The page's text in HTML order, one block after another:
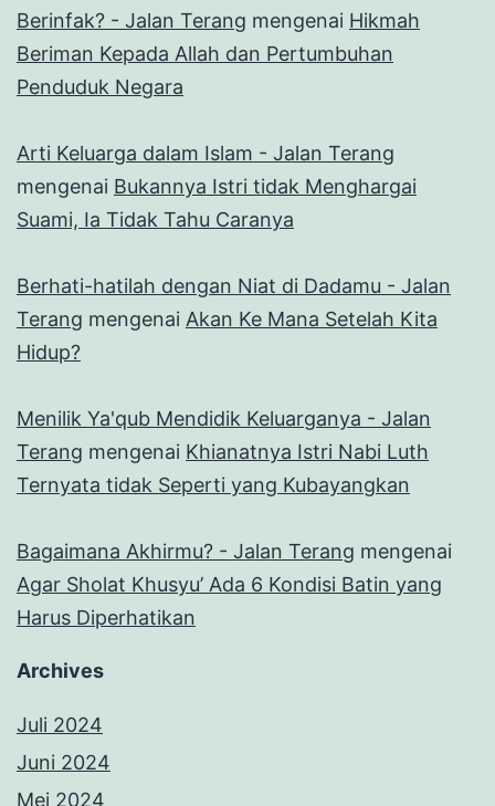
Berinfak? - Jalan Terang mengenai Hikmah
Beriman Kepada Allah dan Pertumbuhan
Penduduk Negara
Arti Keluarga dalam Islam - Jalan Terang
mengenai Bukannya Istri tidak Menghargai
Suami, Ia Tidak Tahu Caranya
Berhati-hatilah dengan Niat di Dadamu - Jalan
Terang mengenai Akan Ke Mana Setelah Kita
Hidup?
Menilik Ya'qub Mendidik Keluarganya - Jalan
Terang mengenai Khianatnya Istri Nabi Luth
Ternyata tidak Seperti yang Kubayangkan
Bagaimana Akhirmu? - Jalan Terang mengenai
Agar Sholat Khusyu’ Ada 6 Kondisi Batin yang
Harus Diperhatikan
Archives
Juli 2024
Juni 2024
Mei 2024